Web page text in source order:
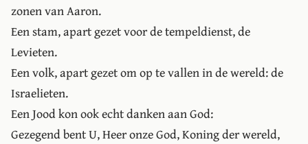
zonen van Aaron.
Een stam, apart gezet voor de tempeldienst, de
Levieten.
Een volk, apart gezet om op te vallen in de wereld: de
Israelieten.
Een Jood kon ook echt danken aan God:
Gezegend bent U, Heer onze God, Koning der wereld,